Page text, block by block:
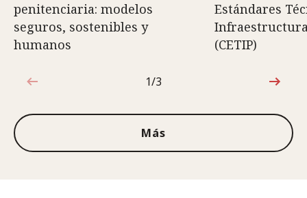
penitenciaria: modelos
seguros, sostenibles y
humanos
Estándares
(CETIP)
1de3
1/3
Más